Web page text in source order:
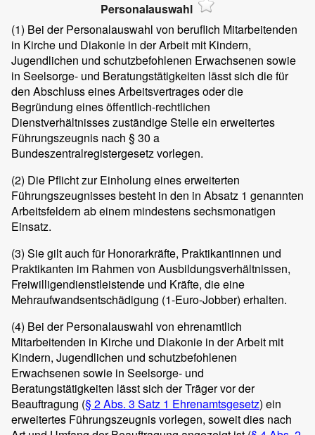
Personalauswahl
(1) Bei der Personalauswahl von beruflich Mitarbeitenden
in Kirche und Diakonie in der Arbeit mit Kindern,
Jugendlichen und schutzbefohlenen Erwachsenen sowie
in Seelsorge- und Beratungstätigkeiten lässt sich die für
den Abschluss eines Arbeitsvertrages oder die
Begründung eines öffentlich-rechtlichen
Dienstverhältnisses zuständige Stelle ein erweitertes
Führungszeugnis nach § 30 a
Bundeszentralregistergesetz vorlegen.
(2) Die Pflicht zur Einholung eines erweiterten
Führungszeugnisses besteht in den in Absatz 1 genannten
Arbeitsfeldern ab einem mindestens sechsmonatigen
Einsatz.
(3) Sie gilt auch für Honorarkräfte, Praktikantinnen und
Praktikanten im Rahmen von Ausbildungsverhältnissen,
Freiwilligendienstleistende und Kräfte, die eine
Mehraufwandsentschädigung (1-Euro-Jobber) erhalten.
(4) Bei der Personalauswahl von ehrenamtlich
Mitarbeitenden in Kirche und Diakonie in der Arbeit mit
Kindern, Jugendlichen und schutzbefohlenen
Erwachsenen sowie in Seelsorge- und
Beratungstätigkeiten lässt sich der Träger vor der
Beauftragung (§ 2 Abs. 3 Satz 1 Ehrenamtsgesetz) ein
erweitertes Führungszeugnis vorlegen, soweit dies nach